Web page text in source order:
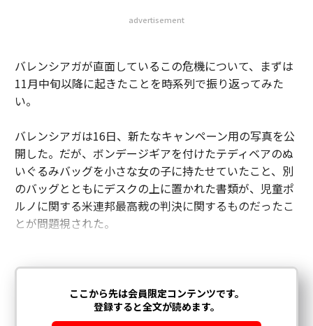
advertisement
バレンシアガが直面しているこの危機について、まずは
11月中旬以降に起きたことを時系列で振り返ってみた
い。
バレンシアガは16日、新たなキャンペーン用の写真を公
開した。だが、ボンデージギアを付けたテディベアのぬ
いぐるみバッグを小さな女の子に持たせていたこと、別
のバッグとともにデスクの上に置かれた書類が、児童ポ
ルノに関する米連邦最高裁の判決に関するものだったこ
とが問題視された。